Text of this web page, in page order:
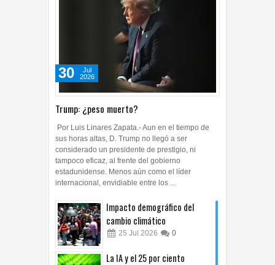
Trump: ¿peso muerto?
30
Jul
2026
Por Luis Linares Zapata.- Aun en el tiempo de
sus horas altas, D. Trump no llegó a ser
considerado un presidente de prestigio, ni
tampoco eficaz, al frente del gobierno
estadunidense. Menos aún como el líder
internacional, envidiable entre los ...
Impacto demográfico del
cambio climático
25 Jul 2026 0
La IA y el 25 por ciento